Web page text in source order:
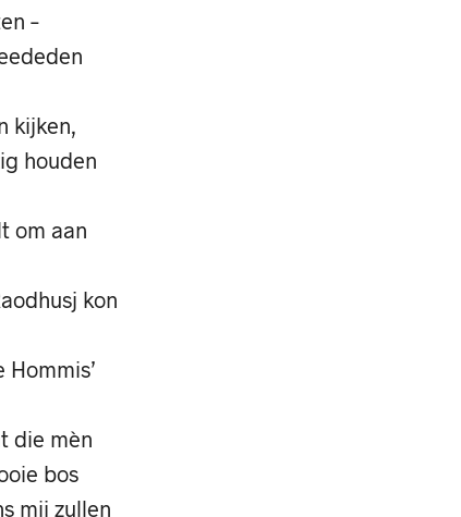
–
kijken,
houden
om aan
kon
die mèn
bos
mij zullen